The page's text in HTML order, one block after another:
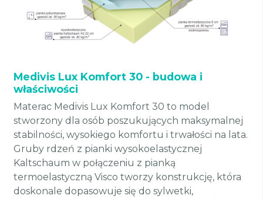
Medivis Lux Komfort 30 - budowa i
właściwości
Materac Medivis Lux Komfort 30 to model
stworzony dla osób poszukujących maksymalnej
stabilności, wysokiego komfortu i trwałości na lata.
Gruby rdzeń z pianki wysokoelastycznej
Kaltschaum w połączeniu z pianką
termoelastyczną Visco tworzy konstrukcję, która
doskonale dopasowuje się do sylwetki,